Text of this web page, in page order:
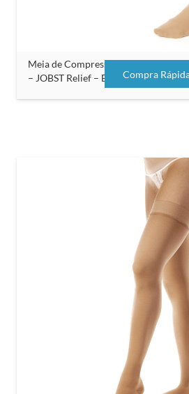
Meia de Compressão Unissex
– JOBST Relief – Bege – Com Silicone
Compra